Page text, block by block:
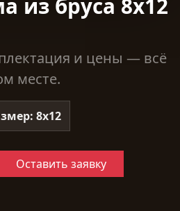
из бруса 8х12
и цены — всё
месте.
8х12
Оставить заявку